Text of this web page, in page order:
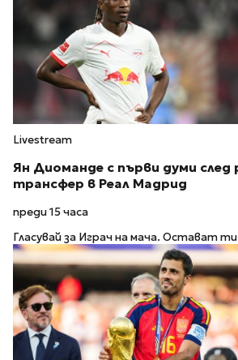
Livestream
Ян Диоманде с първи думи след
трансфер в Реал Мадрид
преди 15 часа
Гласувай за Играч на мача. Остават